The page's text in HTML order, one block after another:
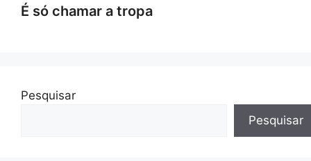
É só chamar a tropa
Pesquisar
Pesquisar